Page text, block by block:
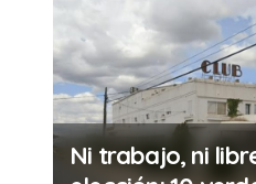
a
c
i Ni trabajo, ni